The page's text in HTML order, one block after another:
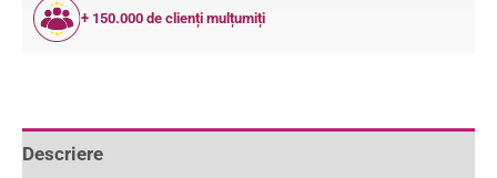
+ 150.000 de clienți mulțumiți
Descriere